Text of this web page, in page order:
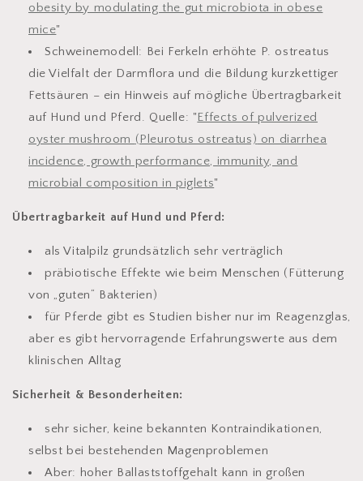
obesity by modulating the gut microbiota in obese
mice"
Schweinemodell: Bei Ferkeln erhöhte P. ostreatus
die Vielfalt der Darmflora und die Bildung kurzkettiger
Fettsäuren – ein Hinweis auf mögliche Übertragbarkeit
auf Hund und Pferd. Quelle: "Effects of pulverized
oyster mushroom (Pleurotus ostreatus) on diarrhea
incidence, growth performance, immunity, and
microbial composition in piglets"
Übertragbarkeit auf Hund und Pferd:
als Vitalpilz grundsätzlich sehr verträglich
präbiotische Effekte wie beim Menschen (Fütterung
von „guten“ Bakterien)
für Pferde gibt es Studien bisher nur im Reagenzglas,
aber es gibt hervorragende Erfahrungswerte aus dem
klinischen Alltag
Sicherheit & Besonderheiten:
sehr sicher, keine bekannten Kontraindikationen,
selbst bei bestehenden Magenproblemen
Aber: hoher Ballaststoffgehalt kann in großen